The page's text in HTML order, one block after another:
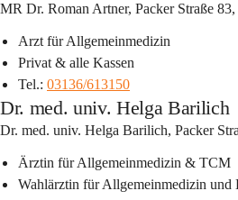
MR Dr. Roman Artner, Packer Straße
Arzt für Allgemeinmedizin
Privat & alle Kassen
Tel.: 03136/613150
Dr. med. univ. Helga Barilich
Dr. med. univ. Helga Barilich, Packer
Ärztin für Allgemeinmedizin & TCM
Wahlärztin für Allgemeinmedizin und